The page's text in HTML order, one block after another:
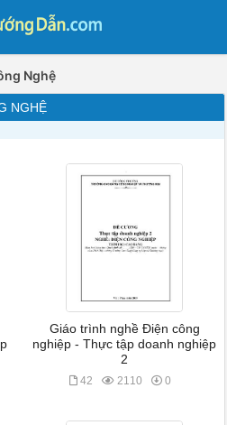
Nghệ
NGHỆ
Giáo trình nghề Điện công
nghiệp - Thực tập doanh nghiệp
2
42 2110 0